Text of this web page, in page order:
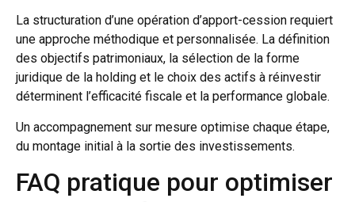
La structuration d’une opération d’apport-cession requiert
une approche méthodique et personnalisée. La définition
des objectifs patrimoniaux, la sélection de la forme
juridique de la holding et le choix des actifs à réinvestir
déterminent l’efficacité fiscale et la performance globale.
Un accompagnement sur mesure optimise chaque étape,
du montage initial à la sortie des investissements.
FAQ pratique pour optimiser